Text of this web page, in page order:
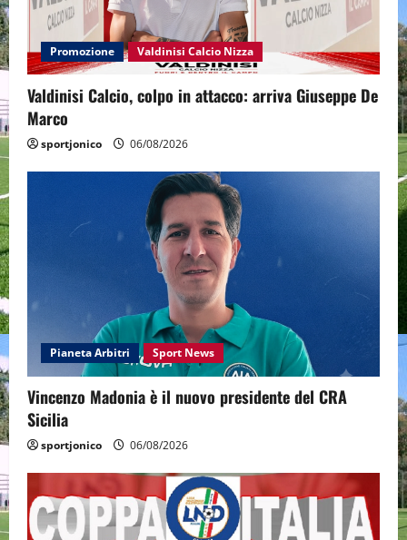
Promozione Valdinisi Calcio Nizza
Valdinisi Calcio, colpo in attacco: arriva Giuseppe De
Marco
sportjonico 06/08/2026
Pianeta Arbitri Sport News
Vincenzo Madonia è il nuovo presidente del CRA
Sicilia
sportjonico 06/08/2026